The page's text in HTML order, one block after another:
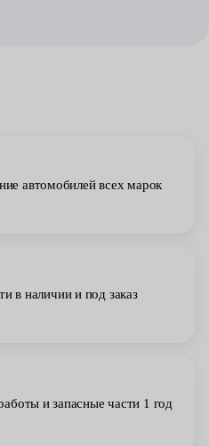
автомобилей всех марок
в наличии и под заказ
и запасные части 1 год